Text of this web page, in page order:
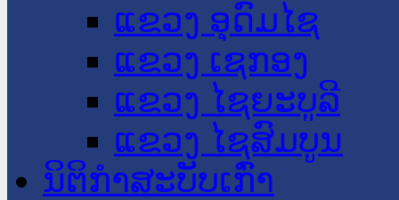
ແຂວງ ອຸດົມໄຊ
ແຂວງ ເຊກອງ
ແຂວງ ໄຊຍະບູລີ
ແຂວງ ໄຊສົມບູນ
ນິຕິກໍາສະບັບເກົ່າ